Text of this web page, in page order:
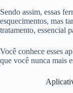
Sendo assim, essas
esquecimentos, mas
tratamento, essencial
Você conhece esses
que você nunca mais